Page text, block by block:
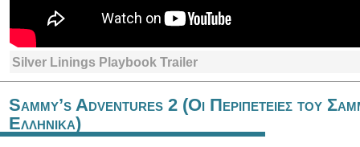
Silver Linings Playbook Trailer
Sammy’s Adventures 2 (Οι Περιπετειες του
Ελληνικα)